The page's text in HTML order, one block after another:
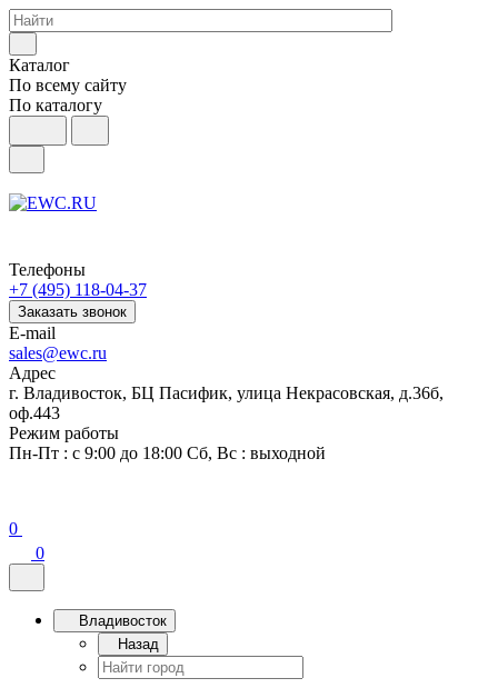
Каталог
По всему сайту
По каталогу
Телефоны
+7 (495) 118-04-37
Заказать звонок
E-mail
sales@ewc.ru
Адрес
г. Владивосток, БЦ Пасифик, улица Некрасовская, д.36б,
оф.443
Режим работы
Пн-Пт : с 9:00 до 18:00 Сб, Вс : выходной
0
0
Владивосток
Назад